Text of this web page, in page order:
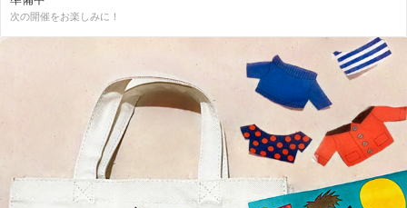
次の開催をお楽しみに！